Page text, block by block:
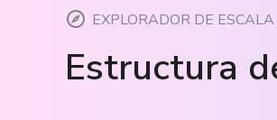
EXPLORADOR DE ESCALA
Estructura